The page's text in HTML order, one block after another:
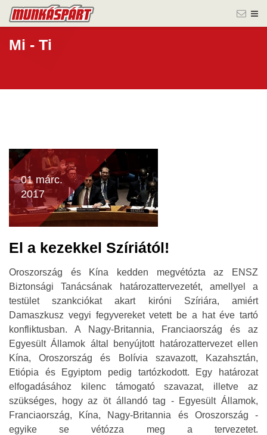
Mi - Ti
01 márc.
2017
El a kezekkel Szíriától!
Oroszország és Kína kedden megvétózta az ENSZ
Biztonsági Tanácsának határozattervezetét, amellyel a
testület szankciókat akart kiróni Szíriára, amiért
Damaszkusz vegyi fegyvereket vetett be a hat éve tartó
konfliktusban. A Nagy-Britannia, Franciaország és az
Egyesült Államok által benyújtott határozattervezet ellen
Kína, Oroszország és Bolívia szavazott, Kazahsztán,
Etiópia és Egyiptom pedig tartózkodott. Egy határozat
elfogadásához kilenc támogató szavazat, illetve az
szükséges, hogy az öt állandó tag - Egyesült Államok,
Franciaország, Kína, Nagy-Britannia és Oroszország -
egyike se vétózza meg a tervezetet.